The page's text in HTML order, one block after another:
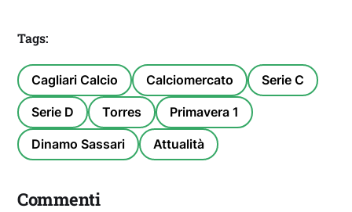
Tags:
Cagliari Calcio Calciomercato Serie C
Serie D Torres Primavera 1
Dinamo Sassari Attualità
Commenti